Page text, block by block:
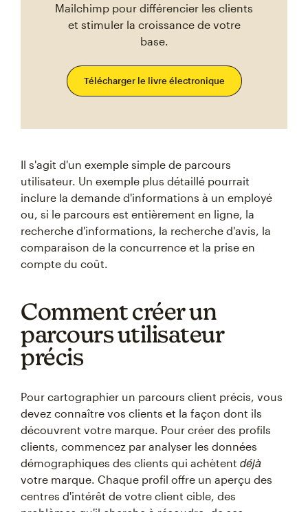
Mailchimp pour différencier les clients
et stimuler la croissance de votre
base.
Télécharger le livre électronique
Il s'agit d'un exemple simple de parcours
utilisateur. Un exemple plus détaillé pourrait
inclure la demande d'informations à un employé
ou, si le parcours est entièrement en ligne, la
recherche d'informations, la recherche d'avis, la
comparaison de la concurrence et la prise en
compte du coût.
Comment créer un
parcours utilisateur
précis
Pour cartographier un parcours client précis, vous
devez connaître vos clients et la façon dont ils
découvrent votre marque. Pour créer des profils
clients, commencez par analyser les données
démographiques des clients qui achètent déjà
votre marque. Chaque profil offre un aperçu des
centres d'intérêt de votre client cible, des